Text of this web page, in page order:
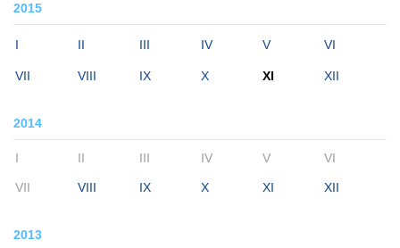
2015
I II III IV V VI
VII VIII IX X XI XII
2014
I II III IV V VI
VII VIII IX X XI XII
2013